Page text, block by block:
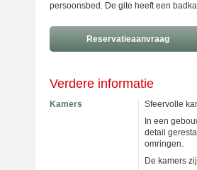
persoonsbed. De gite heeft een
Reservatieaanvraag
Verdere informatie
Kamers
Sfeervolle
In een
detail
omringen.
De kamers